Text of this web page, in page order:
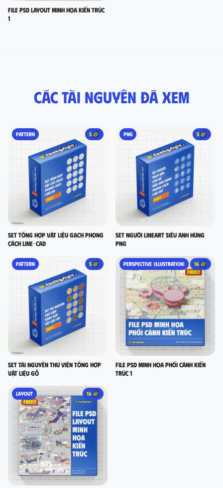
FILE PSD LAYOUT MINH HỌA KIẾN TRÚC
1
Các tài nguyên đã xem
PATTERN 5
set tổng hợp vật liệu gạch phong
cách LINE-CAD
PNG 5
Set người lineart siêu anh hùng
PNG
PATTERN 5
Set Tài nguyên thư viện tổng hợp
vật liệu gỗ
PERSPECTIVE (ILLUSTRATION) 16
FILE PSD MINH HỌA PHỐI CẢNH KIẾN
TRÚC 1
LAYOUT 16